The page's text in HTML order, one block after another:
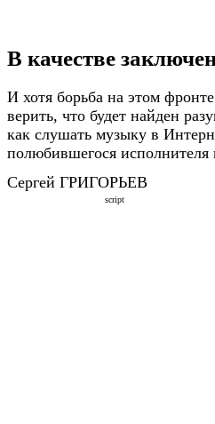
В качестве
И хотя борьба на этом
верить, что будет найден
как слушать музыку в
полюбившегося исполнителя
Сергей ГРИГОРЬЕВ
script